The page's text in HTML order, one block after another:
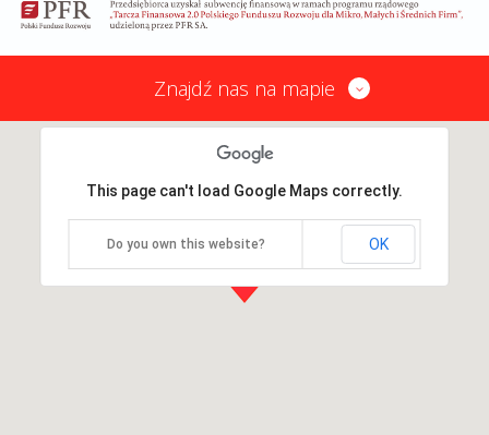
Znajdź nas na mapie
This page can't load Google Maps correctly.
Do you own this website? OK